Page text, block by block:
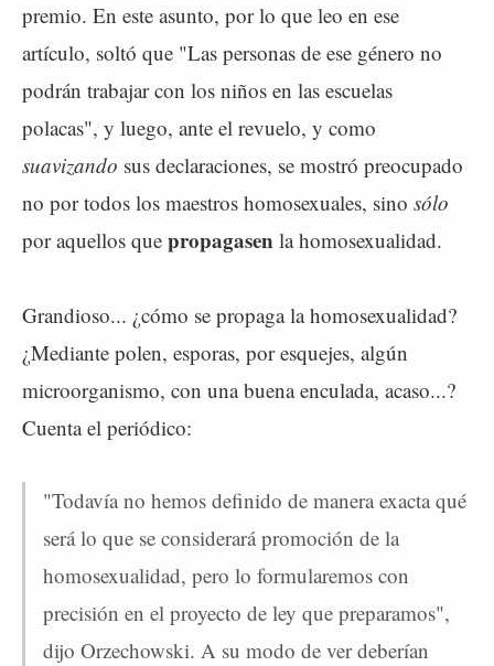
premio. En este asunto, por lo que leo en ese
artículo, soltó que "Las personas de ese género no
podrán trabajar con los niños en las escuelas
polacas", y luego, ante el revuelo, y como
suavizando sus declaraciones, se mostró preocupado
no por todos los maestros homosexuales, sino sólo
por aquellos que propagasen la homosexualidad.
Grandioso... ¿cómo se propaga la homosexualidad?
¿Mediante polen, esporas, por esquejes, algún
microorganismo, con una buena enculada, acaso...?
Cuenta el periódico:
"Todavía no hemos definido de manera exacta qué
será lo que se considerará promoción de la
homosexualidad, pero lo formularemos con
precisión en el proyecto de ley que preparamos",
dijo Orzechowski. A su modo de ver deberían